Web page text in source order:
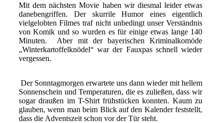
Mit dem nächsten Movie haben wir diesmal leider etwas
danebengriffen. Der skurrile Humor eines eigentlich
vielgelobten Filmes traf nicht unbedingt unser Verständnis
von Komik und so wurden es für einige etwas lange 140
Minuten. Aber mit der bayerischen Kriminalkomöde
„Winterkartoffelknödel“ war der Fauxpas schnell wieder
vergessen.
Der Sonntagmorgen erwartete uns dann wieder mit hellem
Sonnenschein und Temperaturen, die es zuließen, dass wir
sogar draußen im T-Shirt frühstücken konnten. Kaum zu
glauben, wenn man beim Blick auf den Kalender feststellt,
dass die Adventszeit schon vor der Tür steht.